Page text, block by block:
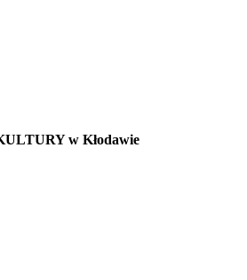
w Kłodawie